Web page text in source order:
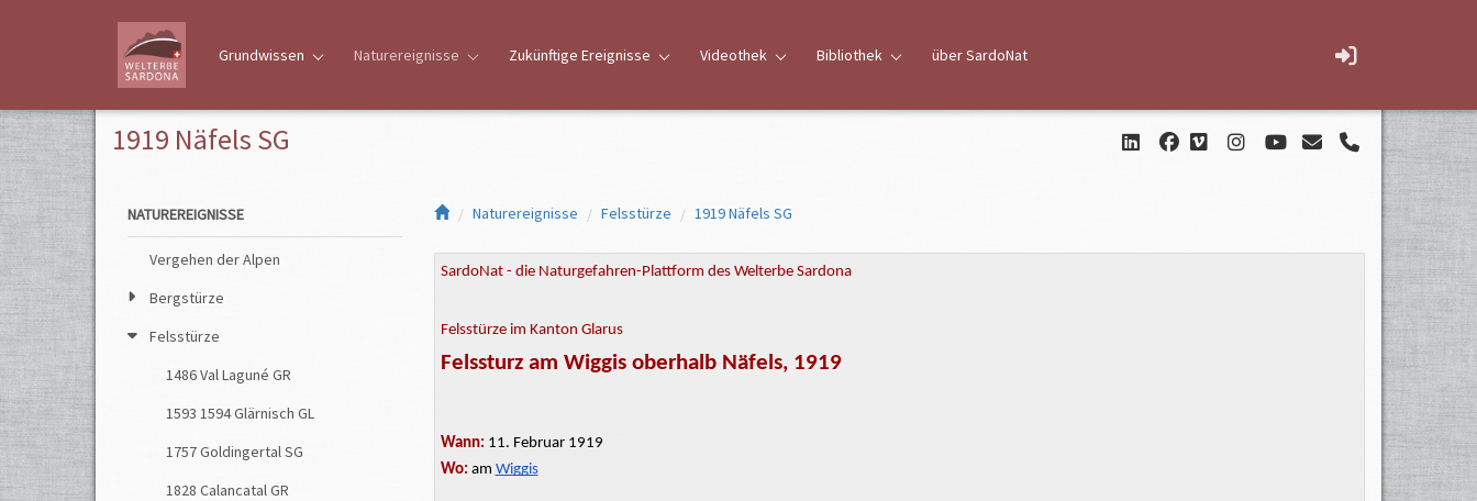
Grundwissen Naturereignisse Zukünftige Ereignisse Videothek Bibliothek über SardoNat
1919 Näfels SG
Naturereignisse Felsstürze 1919 Näfels SG
SardoNat - die Naturgefahren-Plattform des Welterbe Sardona
Felsstürze im Kanton Glarus
Felssturz am Wiggis oberhalb Näfels, 1919
Wann: 11. Februar 1919
Wo: am Wiggis
NATUREREIGNISSE
Vergehen der Alpen
Bergstürze
Felsstürze
1486 Val Laguné GR
1593 1594 Glärnisch GL
1757 Goldingertal SG
1828 Calancatal GR